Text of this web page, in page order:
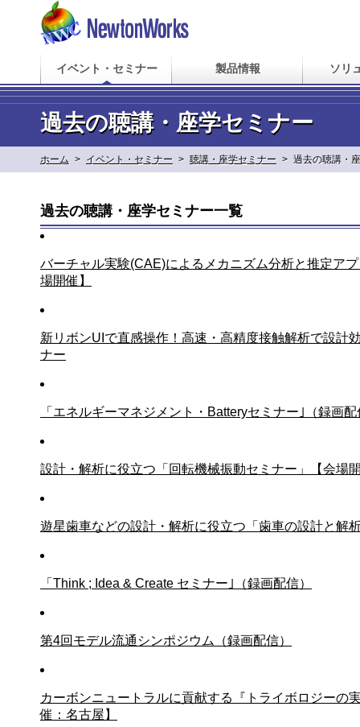
イベント・セミナー 製品情報 ソリ
過去の聴講・座学セミナー
ホーム > イベント・セミナー > 聴講・座学セミナー > 過去の聴講・
過去の聴講・座学セミナー一覧
バーチャル実験(CAE)によるメカニズム分析と推定ア
場開催】
新リボンUIで直感操作！高速・高精度接触解析で設計
ナー
「エネルギーマネジメント・Batteryセミナー｣（録画配
設計・解析に役立つ「回転機械振動セミナー」【会場
遊星歯車などの設計・解析に役立つ「歯車の設計と解
「Think ; Idea & Create セミナー｣（録画配信）
第4回モデル流通シンポジウム（録画配信）
カーボンニュートラルに貢献する『トライボロジーの
催：名古屋】